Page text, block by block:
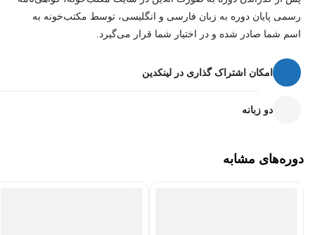
هستید برای خود تبلیغ کنید،
با ساخت ویدئوهای خلاقانه و متفاوت، در جذب مشتری و سفارش‌های
بیشتر کاری، به رشد شغلی خود کمک می‌کنید و یادگیری افترافکت این
در دوره آموزش افترافکت کاربردی، از سیستم موردنیاز، نصب و
رسمی پایان دوره به زبان فارسی و انگلیسی، توسط مکتب‌خونه به
اسم شما صادر شده و در اختیار شما قرار می‌گیرد.
امکان اشتراک گذاری در لینکدین
دو زبانه
دوره‌های مشابه